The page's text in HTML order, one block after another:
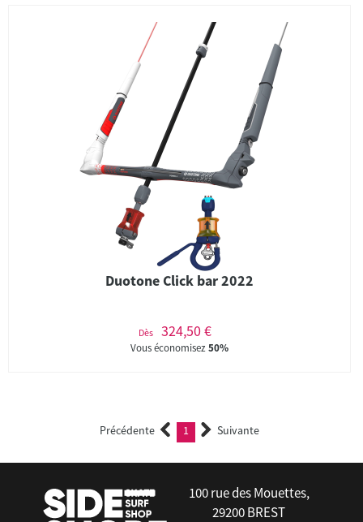
Duotone Click bar 2022
Dès 324,50 €
Vous économisez50%
Précédente 1 (current)Suivante
100 rue des Mouettes,
29200 BREST